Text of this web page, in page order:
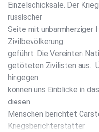
Einzelschicksale. Der
russischer
Seite mit unbarmherziger
Zivilbevölkerung
geführt. Die Vereinten
getöteten Zivilisten aus.
hingegen
können uns Einblicke in
diesen
Menschen berichtet
Kriegsberichterstatter